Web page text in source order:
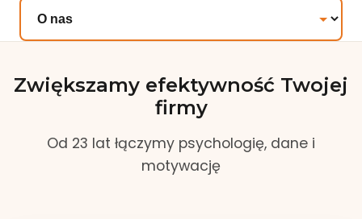
Zwiększamy efektywność Twojej
firmy
Od 23 lat łączymy psychologię, dane i
motywację